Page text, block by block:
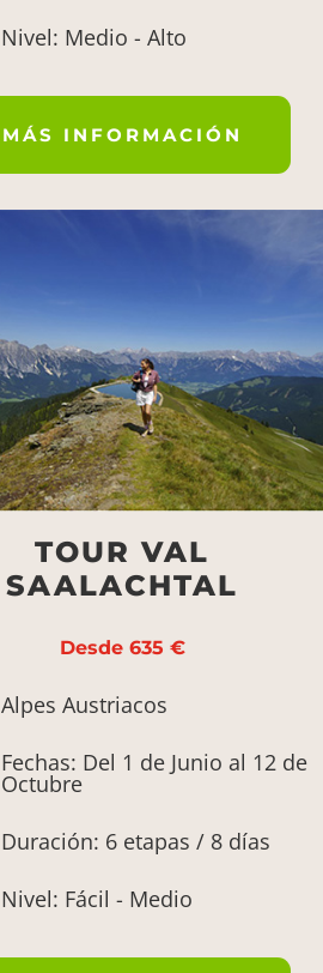
Nivel: Medio - Alto
MÁS INFORMACIÓN
TOUR VAL
SAALACHTAL
Desde 635 €
Alpes Austriacos
Fechas: Del 1 de Junio al 12 de
Octubre
Duración: 6 etapas / 8 días
Nivel: Fácil - Medio